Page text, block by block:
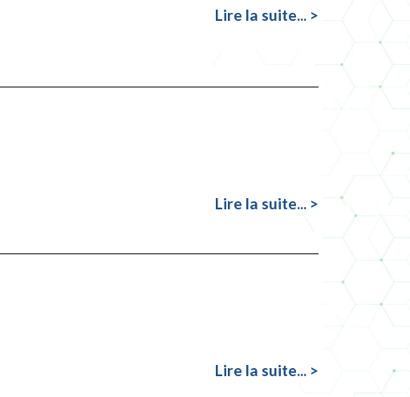
Lire la suite... >
Lire la suite... >
Lire la suite... >